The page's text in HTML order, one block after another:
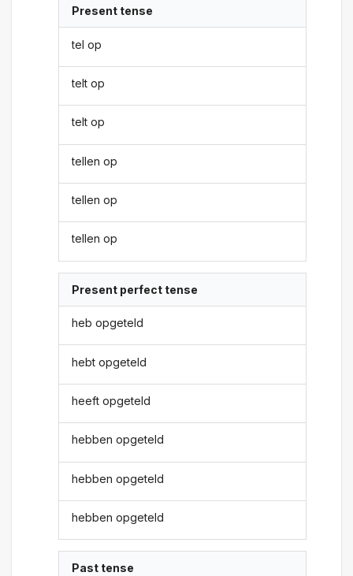
Present tense
tel op
telt op
telt op
tellen op
tellen op
tellen op
Present perfect tense
heb opgeteld
hebt opgeteld
heeft opgeteld
hebben opgeteld
hebben opgeteld
hebben opgeteld
Past tense